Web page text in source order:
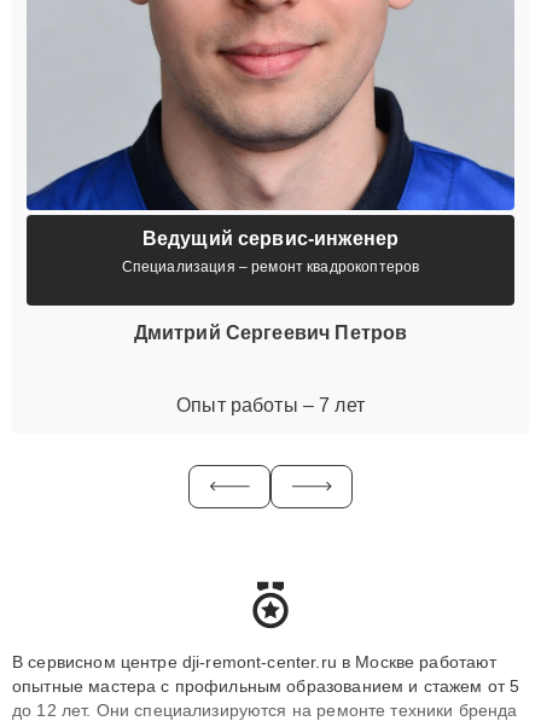
Ведущий сервис-инженер
Специализация – ремонт квадрокоптеров
Дмитрий Сергеевич Петров
Опыт работы – 7 лет
В сервисном центре dji-remont-center.ru в Москве работают
опытные мастера с профильным образованием и стажем от 5
до 12 лет. Они специализируются на ремонте техники бренда